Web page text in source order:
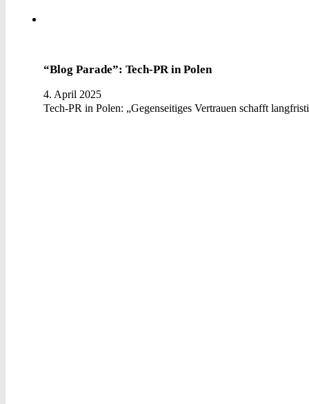
“Blog Parade”: Tech-PR in Polen
4. April 2025
Tech-PR in Polen: „Gegenseitiges Vertrauen schafft